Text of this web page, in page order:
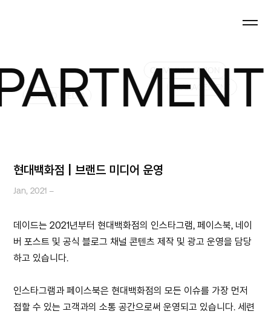
BRAND MEDIA
MANAGEMENT
COMMUNICATION
현대백화점 | 브랜드 미디어 운영
Jan, 2021 –
데이드는 2021년부터 현대백화점의 인스타그램, 페이스북, 네이
버 포스트 및 공식 블로그 채널 콘텐츠 제작 및 광고 운영을 담당
하고 있습니다.
인스타그램과 페이스북은 현대백화점의 모든 이슈를 가장 먼저
접할 수 있는 고객과의 소통 공간으로써 운영되고 있습니다. 세련